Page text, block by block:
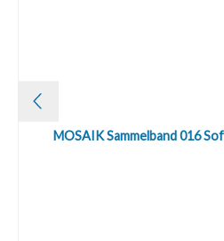
MOSAIK Sammelband 016